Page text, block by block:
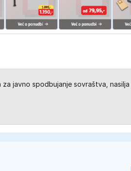
javno spodbujanje sovraštva,